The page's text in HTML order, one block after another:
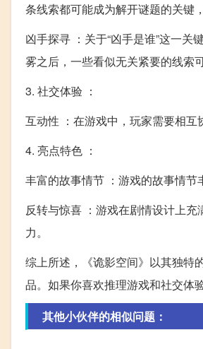
条线索都可能成为解开谜题的关键
凶手探寻 ：关于“凶手是谁”这一
雾之后，一些看似无关紧要的线索
3. 社交体验 ：
互动性 ：在游戏中，玩家需要相互
4. 亮点特色 ：
丰富的故事情节 ：游戏的故事情
反转与惊喜 ：游戏在剧情设计上
力。
综上所述，《诡影空间》以其独特
品。如果你喜欢推理游戏和社交体
其他小伙伴的相似问题：